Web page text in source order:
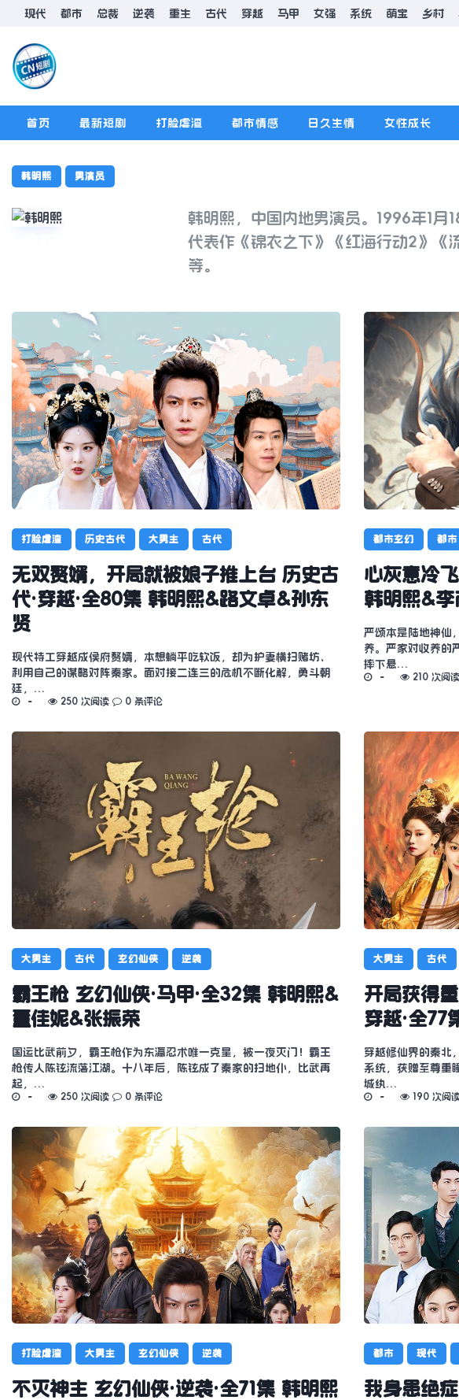
现代 都市 总裁 逆袭 重生 古代 穿越 马甲 女强 系统 萌宝 乡村
首页 最新短剧 打脸虐渣 都市情感 日久生情 女性成长
排行榜
韩明熙 男演员
韩明熙，中国内地男演员。1996年1月
代表作《锦衣之下》《红海行动2》《
等。
打脸虐渣 历史古代 大男主 古代
无双赘婿，开局就被娘子推上台 历史古
代·穿越·全80集 韩明熙&路文卓&孙东
贤
现代特工穿越成侯府赘婿，本想躺平吃软饭，却为护妻横扫赌坊、
利用自己的谋略对阵秦家。面对接二连三的危机不断化解，勇斗朝
廷，…
250 次阅读 0 条评论
都市玄幻 都市
心灰意冷
韩明熙&
严颂本是陆地神仙
养。严家对收养的
摔下悬…
210 次阅读
大男主 古代 玄幻仙侠 逆袭
霸王枪 玄幻仙侠·马甲·全32集 韩明熙&
董佳妮&张振荣
国运比武前夕，霸王枪作为东瀛忍术唯一克星，被一夜灭门！霸王
枪传人陈铉流落江湖。十八年后，陈铉成了秦家的扫地仆，比武再
起，…
250 次阅读 0 条评论
大男主 古代
开局获得
穿越·全77
穿越修仙界的秦北
系统，获赠至尊重
城纨…
190 次阅
打脸虐渣 大男主 玄幻仙侠 逆袭
不灭神主 玄幻仙侠·逆袭·全71集 韩明熙
都市 现代
我身患绝